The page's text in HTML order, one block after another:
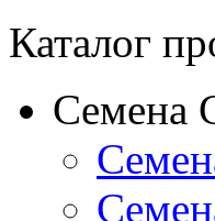
Каталог
Семена